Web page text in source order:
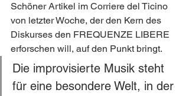
Schöner Artikel im Corriere del Ticino
von letzter Woche, der den Kern des
Diskurses den FREQUENZE LIBERE
erforschen will, auf den Punkt bringt.
Die improvisierte Musik steht
für eine besondere Welt, in der